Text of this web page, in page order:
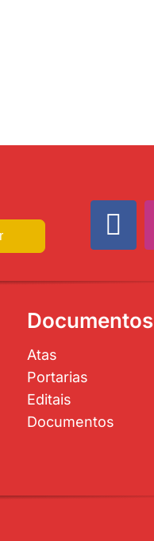
Documentos
Atas
Portarias
Editais
Documentos